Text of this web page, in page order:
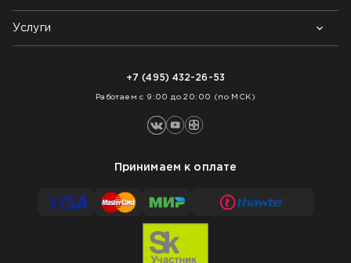
Контакты
Блог
Возврат товара
Как заказать
Услуги
+7 (495) 432-26-53
Работаем с 9:00 до 20:00 (по МСК)
Принимаем к оплате